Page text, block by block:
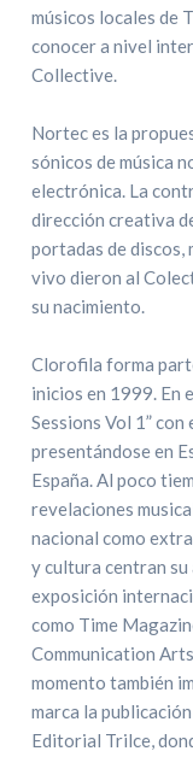
músicos locales de
conocer a nivel
Collective.
Nortec es la
sónicos de música
electrónica. La
dirección creativa
portadas de discos,
vivo dieron al
su nacimiento.
Clorofila forma
inicios en 1999. En
Sessions Vol 1”
presentándose en
España. Al poco
revelaciones
nacional como
y cultura centran su
exposición
como Time
Communication
momento también
marca la
Editorial Trilce,